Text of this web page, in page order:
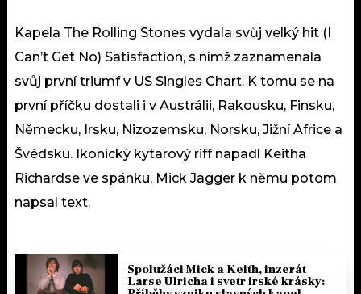
Kapela The Rolling Stones vydala svůj velký hit (I
Can’t Get No) Satisfaction, s nímž zaznamenala
svůj první triumf v US Singles Chart. K tomu se na
první příčku dostali i v Austrálii, Rakousku, Finsku,
Německu, Irsku, Nizozemsku, Norsku, Jižní Africe a
Švédsku. Ikonický kytarový riff napadl Keitha
Richardse ve spánku, Mick Jagger k němu potom
napsal text.
Spolužáci Mick a Keith, inzerát
Larse Ulricha i svetr irské krásky: